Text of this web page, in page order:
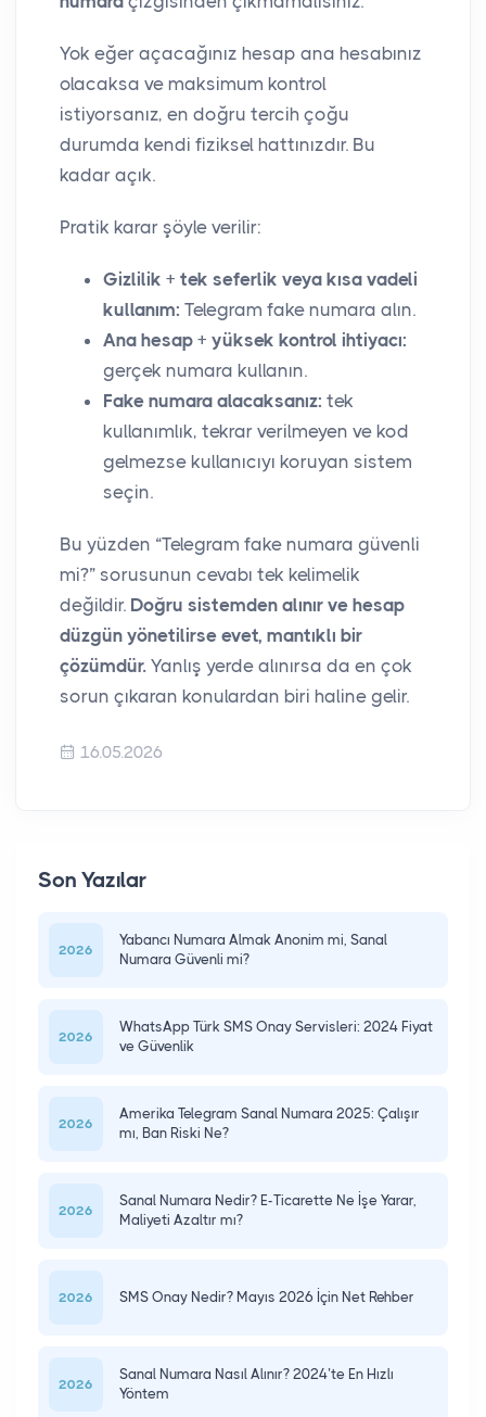
Yok eğer açacağınız hesap ana hesabınız
olacaksa ve maksimum kontrol
istiyorsanız, en doğru tercih çoğu
durumda kendi fiziksel hattınızdır. Bu
kadar açık.
Pratik karar şöyle verilir:
Gizlilik + tek seferlik veya kısa vadeli
kullanım: Telegram fake numara alın.
Ana hesap + yüksek kontrol ihtiyacı:
gerçek numara kullanın.
Fake numara alacaksanız: tek
kullanımlık, tekrar verilmeyen ve kod
gelmezse kullanıcıyı koruyan sistem
seçin.
Bu yüzden “Telegram fake numara güvenli
mi?” sorusunun cevabı tek kelimelik
değildir. Doğru sistemden alınır ve hesap
düzgün yönetilirse evet, mantıklı bir
çözümdür. Yanlış yerde alınırsa da en çok
sorun çıkaran konulardan biri haline gelir.
16.05.2026
Son Yazılar
2026
Yabancı Numara Almak Anonim mi, Sanal
Numara Güvenli mi?
2026
WhatsApp Türk SMS Onay Servisleri: 2024 Fiyat
ve Güvenlik
2026
Amerika Telegram Sanal Numara 2025: Çalışır
mı, Ban Riski Ne?
2026
Sanal Numara Nedir? E-Ticarette Ne İşe Yarar,
Maliyeti Azaltır mı?
2026 SMS Onay Nedir? Mayıs 2026 İçin Net Rehber
2026
Sanal Numara Nasıl Alınır? 2024’te En Hızlı
Yöntem